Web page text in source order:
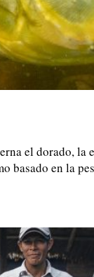
el dorado, la
basado en la